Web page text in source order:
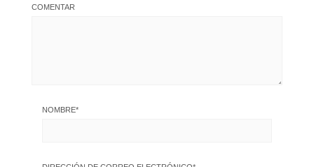
COMENTAR
NOMBRE*